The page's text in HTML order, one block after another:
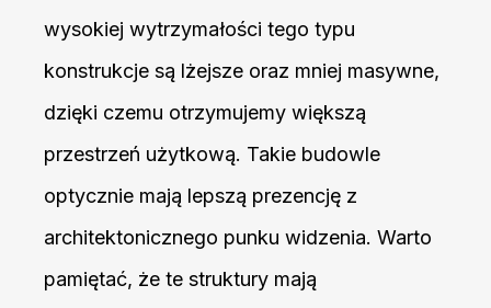
wysokiej wytrzymałości tego typu
konstrukcje są lżejsze oraz mniej masywne,
dzięki czemu otrzymujemy większą
przestrzeń użytkową. Takie budowle
optycznie mają lepszą prezencję z
architektonicznego punku widzenia. Warto
pamiętać, że te struktury mają